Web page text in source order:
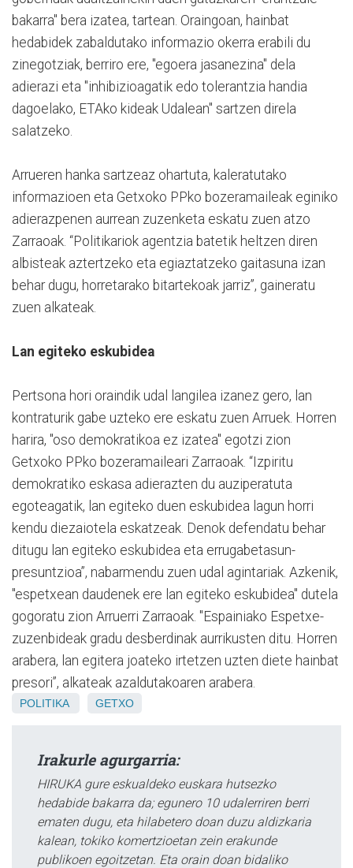
bakarra" bera izatea, tartean. Oraingoan, hainbat
hedabidek zabaldutako informazio okerra erabili du
zinegotziak, berriro ere, "egoera jasanezina" dela
adierazi eta "inhibizioagatik edo tolerantzia handia
dagoelako, ETAko kideak Udalean" sartzen direla
salatzeko.
Arrueren hanka sartzeaz ohartuta, kaleratutako
informazioen eta Getxoko PPko bozeramaileak eginiko
adierazpenen aurrean zuzenketa eskatu zuen atzo
Zarraoak. “Politikariok agentzia batetik heltzen diren
albisteak aztertzeko eta egiaztatzeko gaitasuna izan
behar dugu, horretarako bitartekoak jarriz”, gaineratu
zuen alkateak.
Lan egiteko eskubidea
Pertsona hori oraindik udal langilea izanez gero, lan
kontraturik gabe uzteko ere eskatu zuen Arruek. Horren
harira, "oso demokratikoa ez izatea" egotzi zion
Getxoko PPko bozeramaileari Zarraoak. “Izpiritu
demokratiko eskasa adierazten du auziperatuta
egoteagatik, lan egiteko duen eskubidea lagun horri
kendu diezaiotela eskatzeak. Denok defendatu behar
ditugu lan egiteko eskubidea eta errugabetasun-
presuntzioa”, nabarmendu zuen udal agintariak. Azkenik,
"espetxean daudenek ere lan egiteko eskubidea" dutela
gogoratu zion Arruerri Zarraoak. "Espainiako Espetxe-
zuzenbideak gradu desberdinak aurrikusten ditu. Horren
arabera, lan egitera joateko irtetzen uzten diete hainbat
presori”, alkateak azaldutakoaren arabera.
POLITIKA GETXO
Irakurle agurgarria:
HIRUKA gure eskualdeko euskara hutsezko
hedabide bakarra da; egunero 10 udalerriren berri
ematen dugu, eta hilabetero doan duzu aldizkaria
kalean, tokiko komertzioetan zein erakunde
publikoen egoitzetan. Eta orain doan bidaliko